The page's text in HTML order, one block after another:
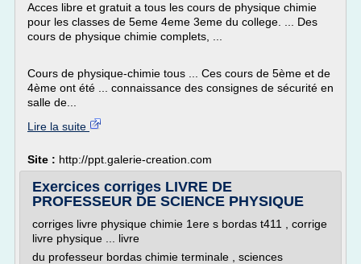
Acces libre et gratuit a tous les cours de physique chimie
pour les classes de 5eme 4eme 3eme du college. ... Des
cours de physique chimie complets, ...
Cours de physique-chimie tous ... Ces cours de 5ème et de
4ème ont été ... connaissance des consignes de sécurité en
salle de...
Lire la suite
Site : http://ppt.galerie-creation.com
Exercices corriges LIVRE DE
PROFESSEUR DE SCIENCE PHYSIQUE
corriges livre physique chimie 1ere s bordas t411 , corrige
livre physique ... livre
du professeur bordas chimie terminale , sciences